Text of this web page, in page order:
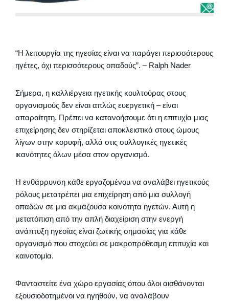
“Η λειτουργία της ηγεσίας είναι να παράγει περισσότερους
ηγέτες, όχι περισσότερους οπαδούς”. – Ralph Nader
Σήμερα, η καλλιέργεια ηγετικής κουλτούρας στους
οργανισμούς δεν είναι απλώς ευεργετική – είναι
απαραίτητη. Πρέπει να κατανοήσουμε ότι η επιτυχία μιας
επιχείρησης δεν στηρίζεται αποκλειστικά στους ώμους
λίγων στην κορυφή, αλλά στις συλλογικές ηγετικές
ικανότητες όλων μέσα στον οργανισμό.
Η ενθάρρυνση κάθε εργαζομένου να αναλάβει ηγετικούς
ρόλους μετατρέπει μια επιχείρηση από μια συλλογή
οπαδών σε μια ακμάζουσα κοινότητα ηγετών. Αυτή η
μετατόπιση από την απλή διαχείριση στην ενεργή
ανάπτυξη ηγεσίας είναι ζωτικής σημασίας για κάθε
οργανισμό που στοχεύει σε μακροπρόθεσμη επιτυχία και
καινοτομία.
Φανταστείτε ένα χώρο εργασίας όπου όλοι αισθάνονται
εξουσιοδοτημένοι να ηγηθούν, να αναλάβουν